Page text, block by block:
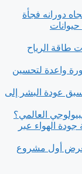
دورانه فجأة
طاقة الرياح
واعدة لتحسين
عودة البشر إلى
العالمي؟
الهواء عبر
أول مشروع